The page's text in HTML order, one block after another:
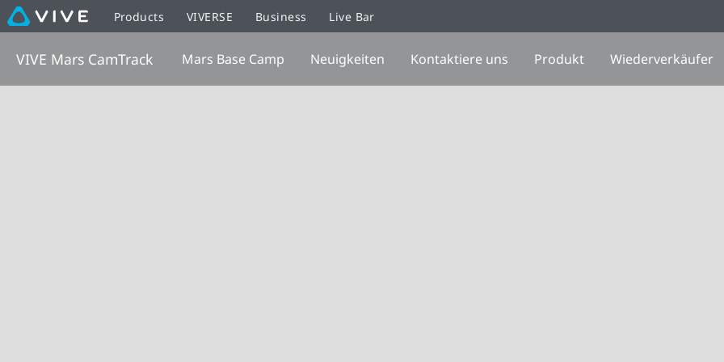
Products VIVERSE Business Live Bar
VIVE Mars CamTrack Mars Base Camp Neuigkeiten Kontaktiere uns Produkt Wiederverkäufer